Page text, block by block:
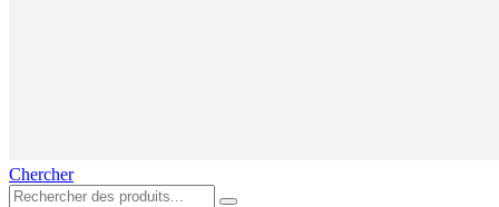
Chercher